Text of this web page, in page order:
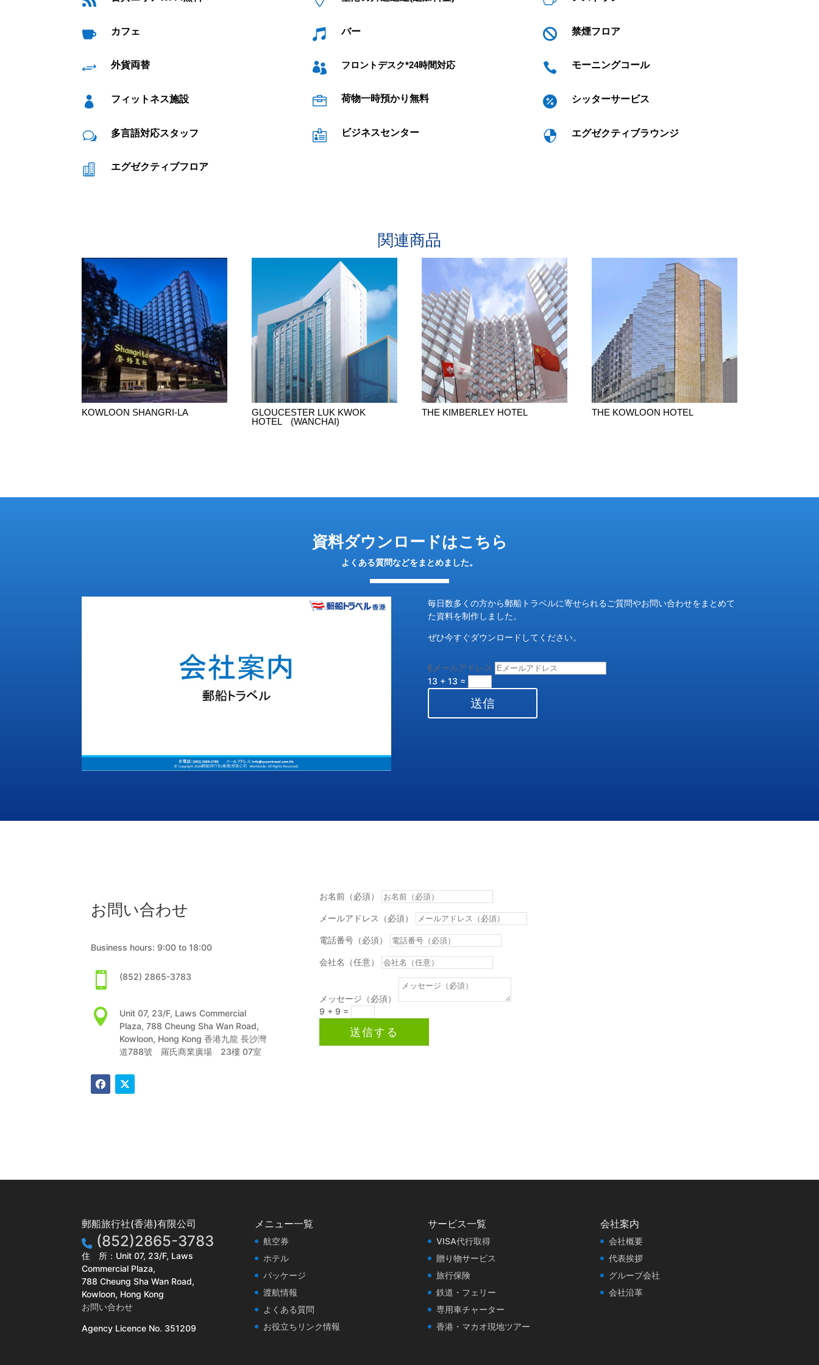
 カフェ
+ 外貨両替
 フィットネス施設
w 多言語対応スタッフ
 エグゼクティブフロア
 バー
 フロントデスク*24時間対応
 荷物一時預かり無料
 ビジネスセンター
 禁煙フロア
 モーニングコール
 シッターサービス
 エグゼクティブラウンジ
関連商品
KOWLOON SHANGRI-LA
GLOUCESTER LUK KWOK
HOTEL (WANCHAI)
THE KIMBERLEY HOTEL THE KOWLOON HOTEL
資料ダウンロードはこちら
よくある質問などをまとめました。
毎日数多くの方から郵船トラベルに寄せられるご質問やお問い合わせをまとめて
た資料を制作しました。
ぜひ今すぐダウンロードしてください。
Eメールアドレス
13 + 13 =
送信
お問い合わせ
Business hours: 9:00 to 18:00
 (852) 2865-3783

Unit 07, 23/F, Laws Commercial
Plaza, 788 Cheung Sha Wan Road,
Kowloon, Hong Kong 香港九龍 長沙灣
道788號 羅氏商業廣場 23樓 07室
お名前（必須）
メールアドレス（必須）
電話番号（必須）
会社名（任意）
メッセージ（必須）
9 + 9 =
送信する
郵船旅行社(香港)有限公司
(852)2865-3783
住 所：Unit 07, 23/F, Laws
Commercial Plaza,
788 Cheung Sha Wan Road,
Kowloon, Hong Kong
お問い合わせ
Agency Licence No. 351209
メニュー一覧
航空券
ホテル
パッケージ
渡航情報
よくある質問
お役立ちリンク情報
サービス一覧
VISA代行取得
贈り物サービス
旅行保険
鉄道・フェリー
専用車チャーター
香港・マカオ現地ツアー
会社案内
会社概要
代表挨拶
グループ会社
会社沿革